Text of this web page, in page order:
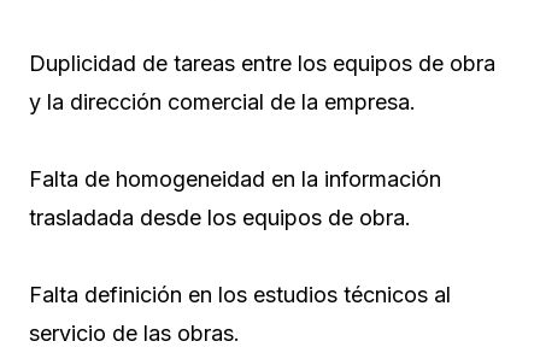
Duplicidad de tareas entre los equipos de obra
y la dirección comercial de la empresa.
Falta de homogeneidad en la información
trasladada desde los equipos de obra.
Falta definición en los estudios técnicos al
servicio de las obras.